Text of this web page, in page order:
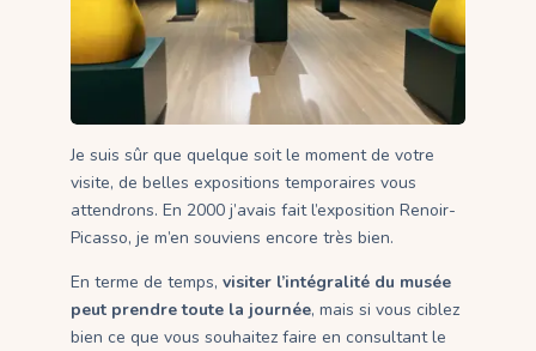
Je suis sûr que quelque soit le moment de votre
visite, de belles expositions temporaires vous
attendrons. En 2000 j’avais fait l’exposition Renoir-
Picasso, je m’en souviens encore très bien.
En terme de temps, visiter l’intégralité du musée
peut prendre toute la journée, mais si vous ciblez
bien ce que vous souhaitez faire en consultant le